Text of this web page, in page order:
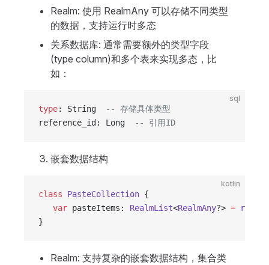
Realm: 使用 RealmAny 可以存储不同类型
的数据，支持运行时多态
关系数据库: 通常需要额外的类型字段
(type column)和多个表来实现多态，比
如：
sql
type: String
-- 存储具体类型
reference_id: Long
-- 引用ID
嵌套数据结构
kotlin
class PasteCollection {
   var
pasteItems: RealmList<RealmAny?> =
}
Realm: 支持复杂的嵌套数据结构，集合类